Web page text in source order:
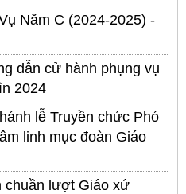
Năm C (2024-2025) -
dẫn cử hành phụng vụ
2024
lễ Truyền chức Phó
linh mục đoàn Giáo
chuần lượt Giáo xứ